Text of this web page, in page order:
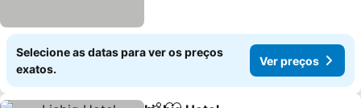
Selecione as datas para ver os preços
exatos.
Ver preços